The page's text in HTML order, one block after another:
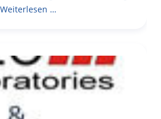
Weiterlesen …